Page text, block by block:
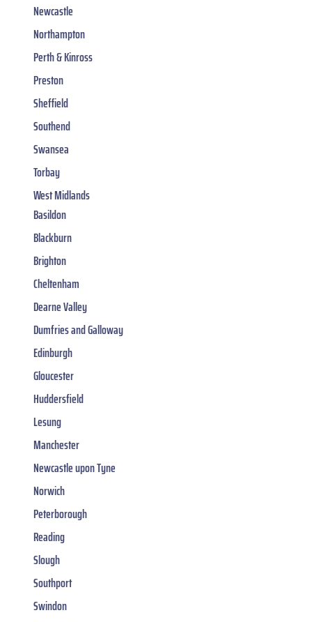
Newcastle
Northampton
Perth & Kinross
Preston
Sheffield
Southend
Swansea
Torbay
West Midlands
Basildon
Blackburn
Brighton
Cheltenham
Dearne Valley
Dumfries and Galloway
Edinburgh
Gloucester
Huddersfield
Lesung
Manchester
Newcastle upon Tyne
Norwich
Peterborough
Reading
Slough
Southport
Swindon